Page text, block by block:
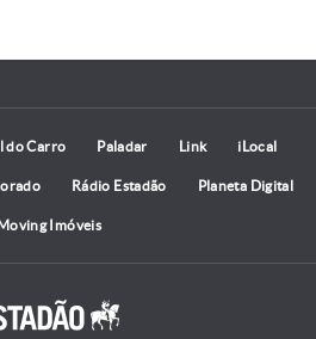
do Carro Paladar Link iLocal
Rádio Estadão Planeta Digital
Imóveis